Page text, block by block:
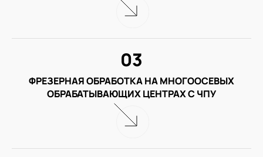
ФРЕЗЕРНАЯ ОБРАБОТКА НА МНОГООСЕВЫХ
ОБРАБАТЫВАЮЩИХ ЦЕНТРАХ С ЧПУ
03